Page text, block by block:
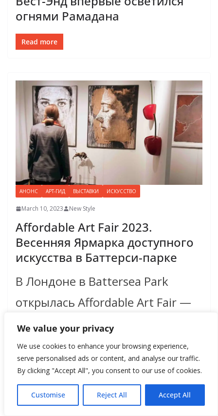
We value your privacy
We use cookies to enhance your browsing experience,
serve personalised ads or content, and analyse our traffic.
By clicking "Accept All", you consent to our use of cookies.
Customise Reject All Accept All
огнями Рамадана
Read more
АНОНС АРТ-ГИД ВЫСТАВКИ ИСКУССТВО
March 10, 2023 New Style
Affordable Art Fair 2023.
Весенняя Ярмарка доступного
искусства в Баттерси-парке
В Лондоне в Battersea Park
открылась Affordable Art Fair —
одно из самых ожидаемых и
знаменитых художественных
событий в мире.
Read more